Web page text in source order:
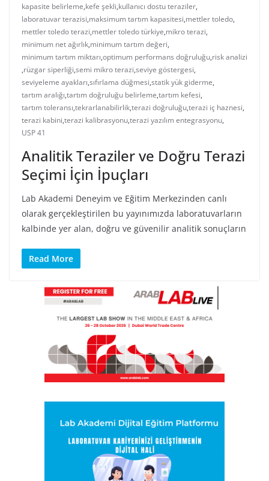
kapasite belirleme,kefe şekli,kullanıcı dostu teraziler,
laboratuvar terazisi,maksimum tartım kapasitesi,mettler toledo,
mettler toledo terazi,mettler toledo türkiye,mikro terazi,
minimum net ağırlık,minimum tartım değeri,
minimum tartım miktarı,optimum performans doğruluğu,risk analizi
,rüzgar siperliği,semi mikro terazi,seviye göstergesi,
seviyeleme ayakları,sıfırlama düğmesi,statik yük giderme,
tartım aralığı,tartım doğruluğu belirleme,tartım kefesi,
tartım toleransı,tekrarlanabilirlik,terazi doğruluğu,terazi iç haznesi,
terazi kabini,terazi kalibrasyonu,terazi yazılım entegrasyonu,
USP 41
Analitik Teraziler ve Doğru Terazi
Seçimi İçin İpuçları
Lab Akademi Deneyim ve Eğitim Merkezinden canlı
olarak gerçekleştirilen bu yayınımızda laboratuvarların
kalbinde yer alan, doğru ve güvenilir analitik sonuçların
Read More